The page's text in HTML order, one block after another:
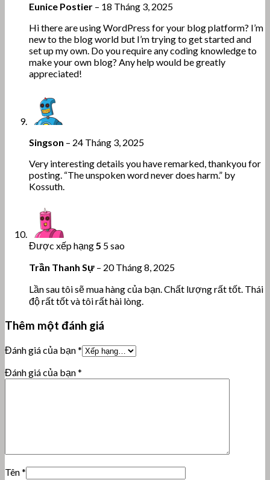
Eunice Postier – 18 Tháng 3, 2025
Hi there are using WordPress for your blog platform? I’m
new to the blog world but I’m trying to get started and
set up my own. Do you require any coding knowledge to
make your own blog? Any help would be greatly
appreciated!
Singson – 24 Tháng 3, 2025
Very interesting details you have remarked, thankyou for
posting. “The unspoken word never does harm.” by
Kossuth.
Được xếp hạng5 5 sao
Trần Thanh Sự – 20 Tháng 8, 2025
Lần sau tôi sẽ mua hàng của bạn. Chất lượng rất tốt. Thái
độ rất tốt và tôi rất hài lòng.
Thêm một đánh giá
Đánh giá của bạn*
Đánh giá của bạn*
Tên*